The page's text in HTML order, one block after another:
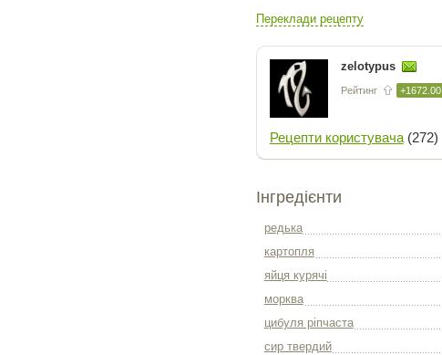
Переклади рецепту
zelotypus
Рейтинг +1672.00
Рецепти користувача(272)
Інгредієнти
редька
картопля
яйця курячі
морква
цибуля ріпчаста
сир твердий